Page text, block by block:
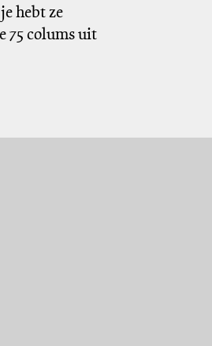
hebt ze
75 colums uit